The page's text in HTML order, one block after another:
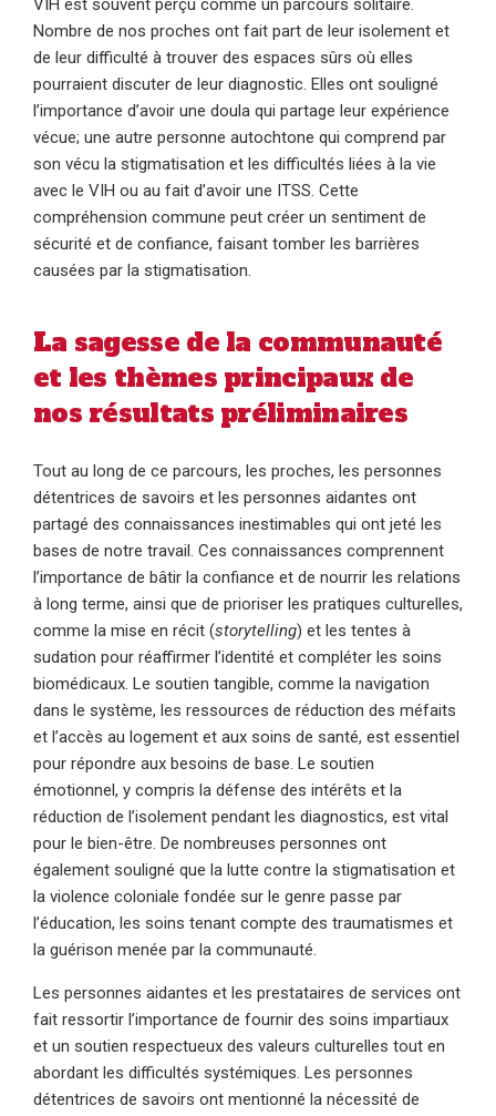
VIH est souvent perçu comme un parcours solitaire.
Nombre de nos proches ont fait part de leur isolement et
de leur difficulté à trouver des espaces sûrs où elles
pourraient discuter de leur diagnostic. Elles ont souligné
l’importance d’avoir une doula qui partage leur expérience
vécue; une autre personne autochtone qui comprend par
son vécu la stigmatisation et les difficultés liées à la vie
avec le VIH ou au fait d’avoir une ITSS. Cette
compréhension commune peut créer un sentiment de
sécurité et de confiance, faisant tomber les barrières
causées par la stigmatisation.
La sagesse de la communauté
et les thèmes principaux de
nos résultats préliminaires
Tout au long de ce parcours, les proches, les personnes
détentrices de savoirs et les personnes aidantes ont
partagé des connaissances inestimables qui ont jeté les
bases de notre travail. Ces connaissances comprennent
l’importance de bâtir la confiance et de nourrir les relations
à long terme, ainsi que de prioriser les pratiques culturelles,
comme la mise en récit (storytelling) et les tentes à
sudation pour réaffirmer l’identité et compléter les soins
biomédicaux. Le soutien tangible, comme la navigation
dans le système, les ressources de réduction des méfaits
et l’accès au logement et aux soins de santé, est essentiel
pour répondre aux besoins de base. Le soutien
émotionnel, y compris la défense des intérêts et la
réduction de l’isolement pendant les diagnostics, est vital
pour le bien-être. De nombreuses personnes ont
également souligné que la lutte contre la stigmatisation et
la violence coloniale fondée sur le genre passe par
l’éducation, les soins tenant compte des traumatismes et
la guérison menée par la communauté.
Les personnes aidantes et les prestataires de services ont
fait ressortir l’importance de fournir des soins impartiaux
et un soutien respectueux des valeurs culturelles tout en
abordant les difficultés systémiques. Les personnes
détentrices de savoirs ont mentionné la nécessité de